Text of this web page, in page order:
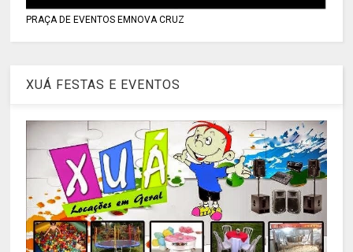
PRAÇA DE EVENTOS EMNOVA CRUZ
XUÁ FESTAS E EVENTOS